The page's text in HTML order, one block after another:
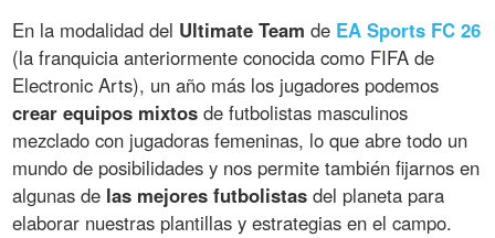
En la modalidad del Ultimate Team de EA Sports FC 26
(la franquicia anteriormente conocida como FIFA de
Electronic Arts), un año más los jugadores podemos
crear equipos mixtos de futbolistas masculinos
mezclado con jugadoras femeninas, lo que abre todo un
mundo de posibilidades y nos permite también fijarnos en
algunas de las mejores futbolistas del planeta para
elaborar nuestras plantillas y estrategias en el campo.